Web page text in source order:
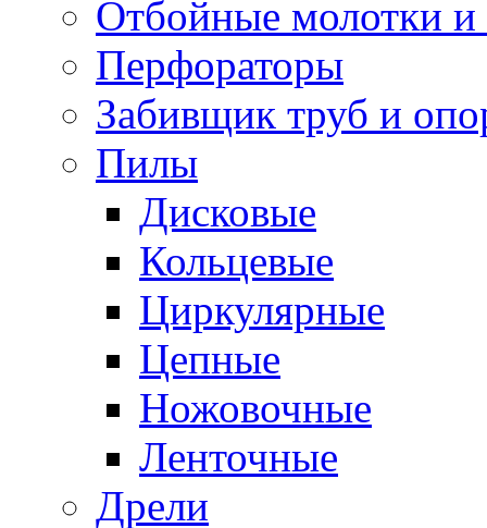
Отбойные молотки
Перфораторы
Забивщик труб и
Пилы
Дисковые
Кольцевые
Циркулярные
Цепные
Ножовочные
Ленточные
Дрели